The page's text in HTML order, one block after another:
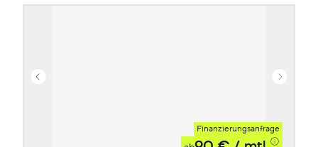
Finanzierungsanfrage